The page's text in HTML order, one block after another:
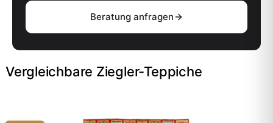
Beratung anfragen
Vergleichbare Ziegler-Teppiche